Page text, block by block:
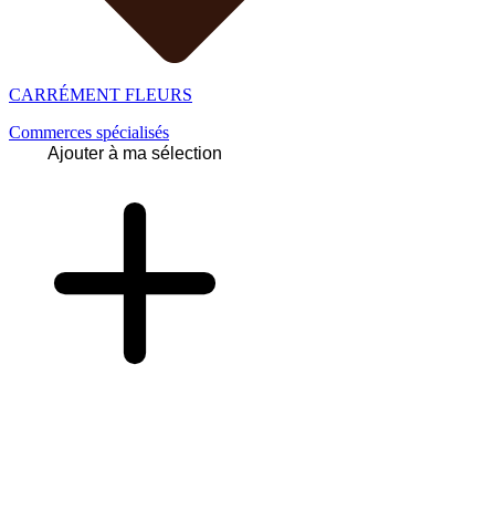
CARRÉMENT FLEURS
Commerces spécialisés
Ajouter à ma sélection